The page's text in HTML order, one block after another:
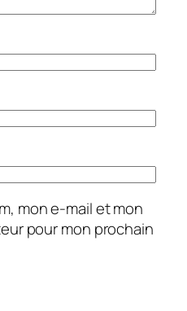
mon e-mail et mon
pour mon prochain